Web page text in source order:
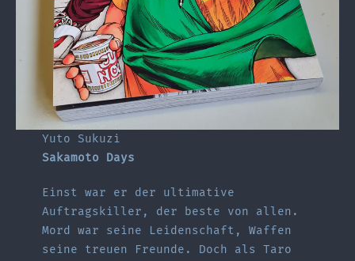
Yuto Sukuzi
Sakamoto Days
Einst war er der ultimative
Auftragskiller, der beste von allen.
Mord war seine Leidenschaft, Waffen
seine treuen Freunde. Doch als Taro